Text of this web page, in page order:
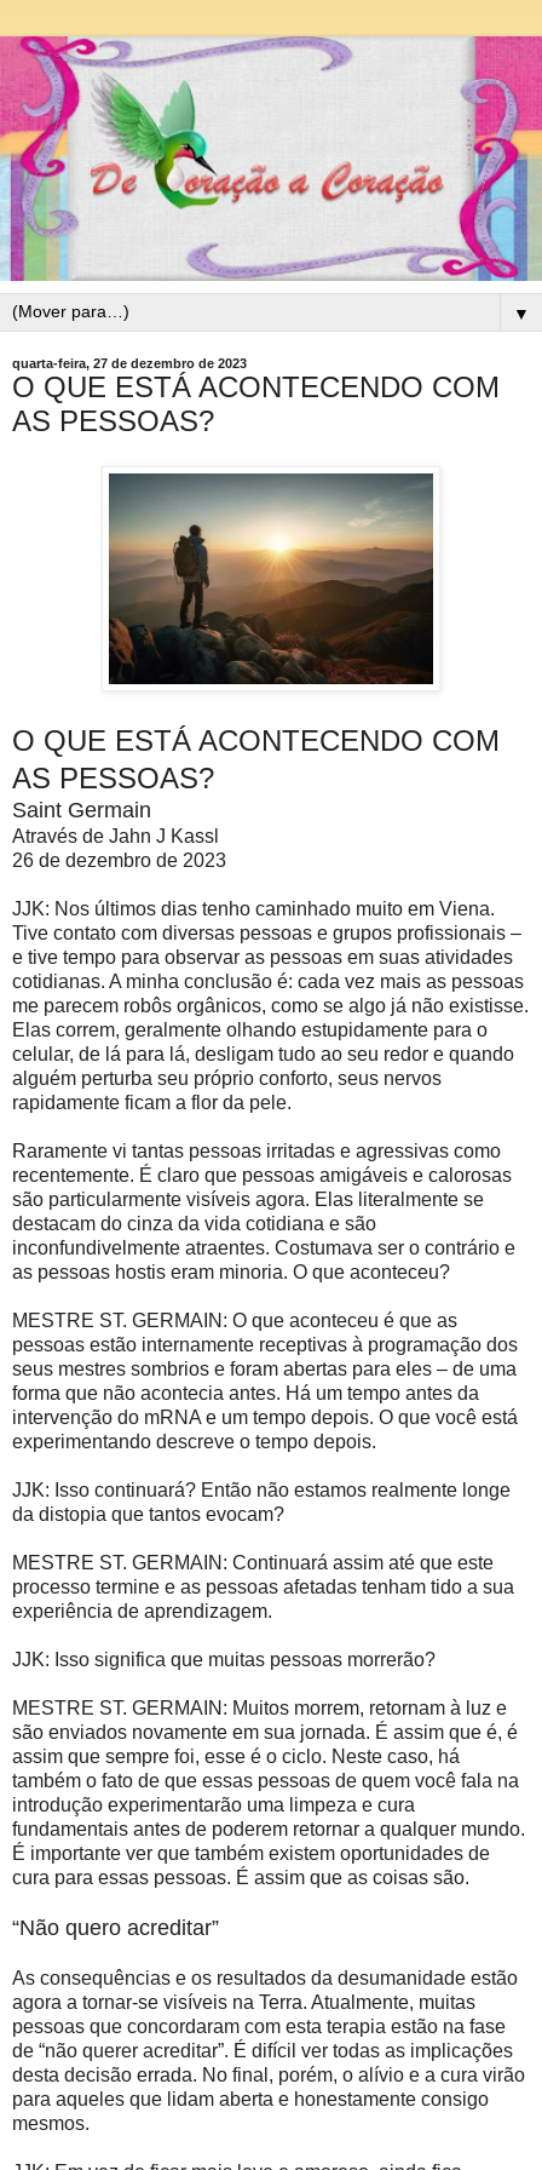
▼
quarta-feira, 27 de dezembro de 2023
O QUE ESTÁ ACONTECENDO COM
AS PESSOAS?
O QUE ESTÁ ACONTECENDO COM
AS PESSOAS?
Saint Germain
Através de Jahn J Kassl
26 de dezembro de 2023
JJK: Nos últimos dias tenho caminhado muito em Viena.
Tive contato com diversas pessoas e grupos profissionais –
e tive tempo para observar as pessoas em suas atividades
cotidianas. A minha conclusão é: cada vez mais as pessoas
me parecem robôs orgânicos, como se algo já não existisse.
Elas correm, geralmente olhando estupidamente para o
celular, de lá para lá, desligam tudo ao seu redor e quando
alguém perturba seu próprio conforto, seus nervos
rapidamente ficam a flor da pele.
Raramente vi tantas pessoas irritadas e agressivas como
recentemente. É claro que pessoas amigáveis ​​e calorosas
são particularmente visíveis agora. Elas literalmente se
destacam do cinza da vida cotidiana e são
inconfundivelmente atraentes. Costumava ser o contrário e
as pessoas hostis eram minoria. O que aconteceu?
MESTRE ST. GERMAIN: O que aconteceu é que as
pessoas estão internamente receptivas à programação dos
seus mestres sombrios e foram abertas para eles – de uma
forma que não acontecia antes. Há um tempo antes da
intervenção do mRNA e um tempo depois. O que você está
experimentando descreve o tempo depois.
JJK: Isso continuará? Então não estamos realmente longe
da distopia que tantos evocam?
MESTRE ST. GERMAIN: Continuará assim até que este
processo termine e as pessoas afetadas tenham tido a sua
experiência de aprendizagem.
JJK: Isso significa que muitas pessoas morrerão?
MESTRE ST. GERMAIN: Muitos morrem, retornam à luz e
são enviados novamente em sua jornada. É assim que é, é
assim que sempre foi, esse é o ciclo. Neste caso, há
também o fato de que essas pessoas de quem você fala na
introdução experimentarão uma limpeza e cura
fundamentais antes de poderem retornar a qualquer mundo.
É importante ver que também existem oportunidades de
cura para essas pessoas. É assim que as coisas são.
“Não quero acreditar”
As consequências e os resultados da desumanidade estão
agora a tornar-se visíveis na Terra. Atualmente, muitas
pessoas que concordaram com esta terapia estão na fase
de “não querer acreditar”. É difícil ver todas as implicações
desta decisão errada. No final, porém, o alívio e a cura virão
para aqueles que lidam aberta e honestamente consigo
mesmos.